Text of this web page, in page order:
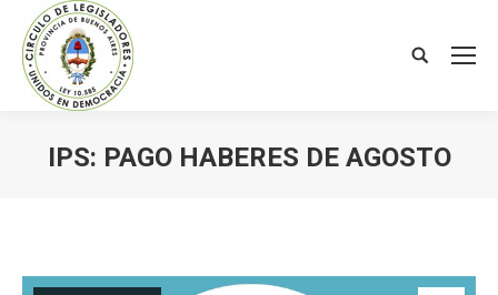
Search:
IPS: PAGO HABERES DE AGOSTO